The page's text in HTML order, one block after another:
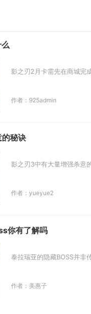
影之刃2月卡需先在商城完
作者：925admin
秘诀
影之刃3中有大量增强杀意
作者：yueyue2
你有了解吗
泰拉瑞亚的隐藏BOSS并非
作者：美惠子